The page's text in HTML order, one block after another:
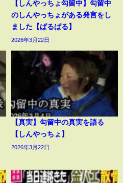
【しんやっちょ勾留中】勾留中
のしんやっちょがある発言をし
ました【ぱるぱる】
2026年3月22日
【真実】勾留中の真実を語る
【しんやっちょ】
2026年3月22日